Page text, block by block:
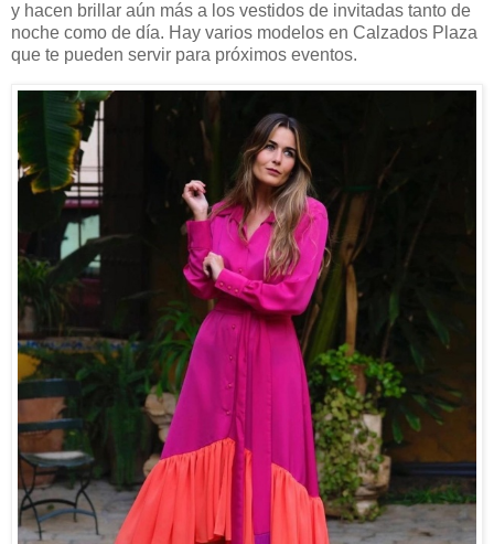
y hacen brillar aún más a los vestidos de invitadas tanto de
noche como de día. Hay varios modelos en Calzados Plaza
que te pueden servir para próximos eventos.